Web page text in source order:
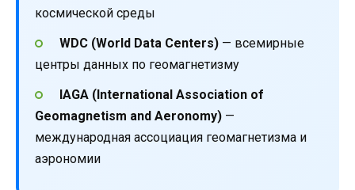
космической среды
WDC (World Data Centers)— всемирные
центры данных по геомагнетизму
IAGA (International Association of
Geomagnetism and Aeronomy) —
международная ассоциация геомагнетизма и
аэрономии